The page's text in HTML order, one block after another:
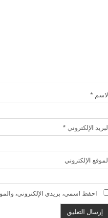
الاسم *
البريد الإلكتروني *
الموقع الإلكتروني
احفظ اسمي، بريدي الإلكتروني،